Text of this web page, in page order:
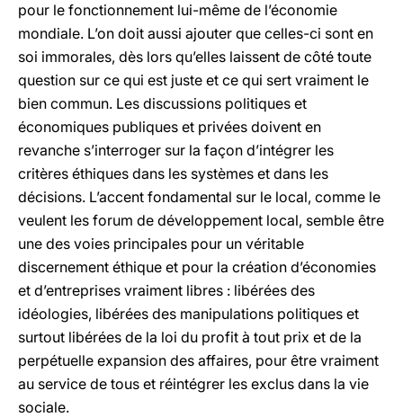
pour le fonctionnement lui-même de l’économie
mondiale. L’on doit aussi ajouter que celles-ci sont en
soi immorales, dès lors qu’elles laissent de côté toute
question sur ce qui est juste et ce qui sert vraiment le
bien commun. Les discussions politiques et
économiques publiques et privées doivent en
revanche s’interroger sur la façon d’intégrer les
critères éthiques dans les systèmes et dans les
décisions. L’accent fondamental sur le local, comme le
veulent les forum de développement local, semble être
une des voies principales pour un véritable
discernement éthique et pour la création d’économies
et d’entreprises vraiment libres : libérées des
idéologies, libérées des manipulations politiques et
surtout libérées de la loi du profit à tout prix et de la
perpétuelle expansion des affaires, pour être vraiment
au service de tous et réintégrer les exclus dans la vie
sociale.